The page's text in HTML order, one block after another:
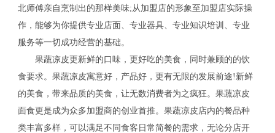
北师傅亲自烹制出的那样美味;从加盟店的形象至加盟店实际操
作，能够为你提供专业店面、专业器具、专业知识培训、专业
服务等一切成功经营的基础。
果蔬凉皮更新鲜的口味，更好吃的美食，同时兼顾的的饮
食要求。果蔬凉皮寓意好，产品好，更有无限的发展前途!新鲜
的美食，带来品质的美食，让无数消费者为之疯狂。果蔬凉皮
面食更是成为众多加盟商的创业首推。果蔬凉皮店内的餐品种
类丰富多样，可以满足不同食客日常简餐的需求，无论分店开